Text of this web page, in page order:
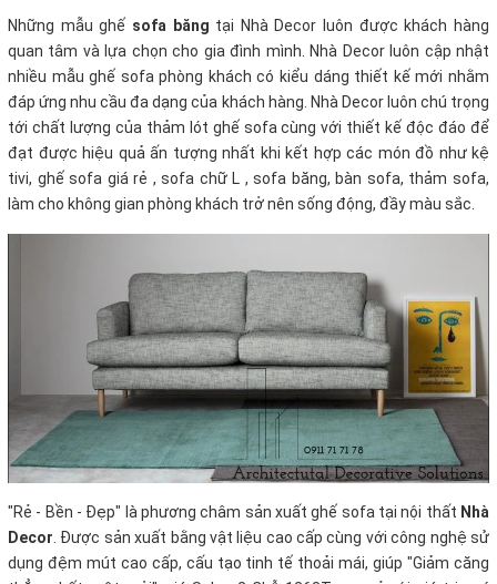
Những mẫu ghế sofa băng tại Nhà Decor luôn được khách hàng
quan tâm và lựa chọn cho gia đình mình. Nhà Decor luôn cập nhật
nhiều mẫu ghế sofa phòng khách có kiểu dáng thiết kế mới nhằm
đáp ứng nhu cầu đa dạng của khách hàng. Nhà Decor luôn chú trọng
tới chất lượng của thảm lót ghế sofa cùng với thiết kế độc đáo để
đạt được hiệu quả ấn tượng nhất khi kết hợp các món đồ như kệ
tivi, ghế sofa giá rẻ , sofa chữ L , sofa băng, bàn sofa, thảm sofa,
làm cho không gian phòng khách trở nên sống động, đầy màu sắc.
"Rẻ - Bền - Đẹp" là phương châm sản xuất ghế sofa tại nội thất Nhà
Decor . Được sản xuất bằng vật liệu cao cấp cùng với công nghệ sử
dụng đệm mút cao cấp, cấu tạo tinh tế thoải mái, giúp "Giảm căng